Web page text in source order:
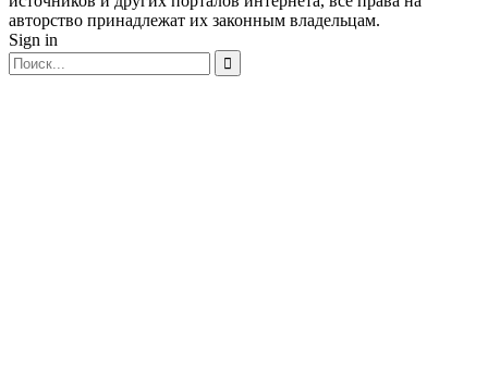
авторство принадлежат их законным владельцам.
Sign in